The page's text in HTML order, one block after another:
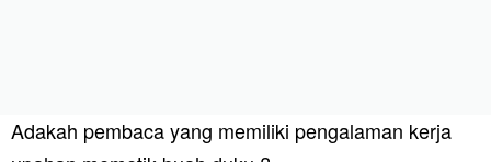
Adakah pembaca yang memiliki pengalaman kerja